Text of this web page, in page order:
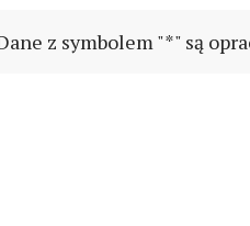
z symbolem "*" są